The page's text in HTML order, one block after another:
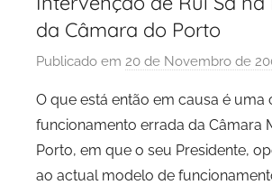
da Câmara do Porto
Publicado em 20 de Novembro de
O que está então em causa é uma
funcionamento errada da Câmara
Porto, em que o seu Presidente,
ao actual modelo de